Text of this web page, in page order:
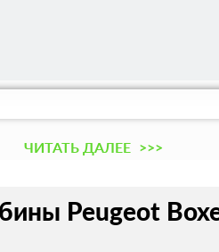
ЧИТАТЬ ДАЛЕЕ >>>
Peugeot